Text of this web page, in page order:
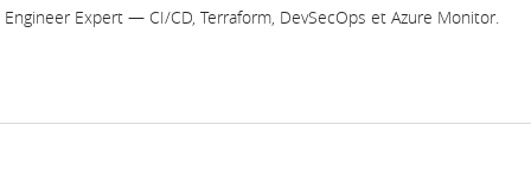
Engineer Expert — CI/CD, Terraform, DevSecOps et Azure Monitor.